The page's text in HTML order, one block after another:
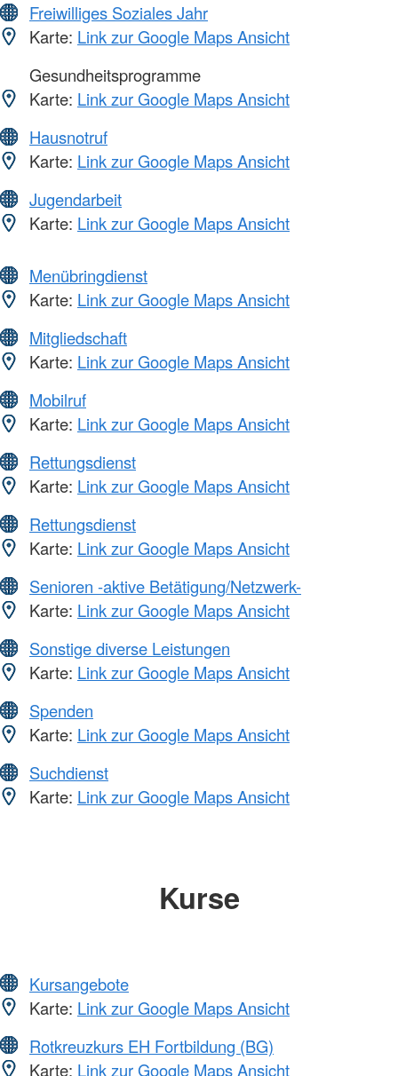
Freiwilliges Soziales Jahr
Karte: Link zur Google Maps Ansicht
Gesundheitsprogramme
Karte: Link zur Google Maps Ansicht
Hausnotruf
Karte: Link zur Google Maps Ansicht
Jugendarbeit
Karte: Link zur Google Maps Ansicht
Menübringdienst
Karte: Link zur Google Maps Ansicht
Mitgliedschaft
Karte: Link zur Google Maps Ansicht
Mobilruf
Karte: Link zur Google Maps Ansicht
Rettungsdienst
Karte: Link zur Google Maps Ansicht
Rettungsdienst
Karte: Link zur Google Maps Ansicht
Senioren -aktive Betätigung/Netzwerk-
Karte: Link zur Google Maps Ansicht
Sonstige diverse Leistungen
Karte: Link zur Google Maps Ansicht
Spenden
Karte: Link zur Google Maps Ansicht
Suchdienst
Karte: Link zur Google Maps Ansicht
Kurse
Kursangebote
Karte: Link zur Google Maps Ansicht
Rotkreuzkurs EH Fortbildung (BG)
Karte: Link zur Google Maps Ansicht